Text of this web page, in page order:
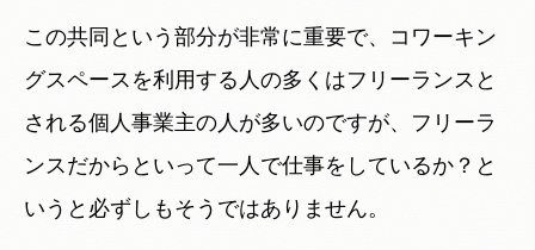
この共同という部分が非常に重要で、コワーキン
グスペースを利用する人の多くはフリーランスと
される個人事業主の人が多いのですが、フリーラ
ンスだからといって一人で仕事をしているか？と
いうと必ずしもそうではありません。